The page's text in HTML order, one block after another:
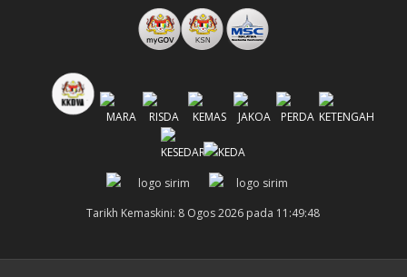
Tarikh Kemaskini: 8 Ogos 2026 pada 11:49:48